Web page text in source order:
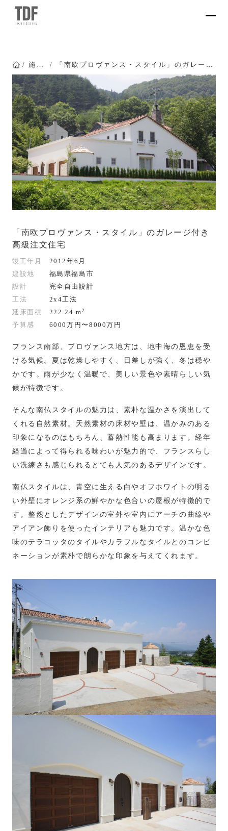
トップページ
施工事例 「南欧プロヴァンス・スタイル」のガレージ付き高級注文住宅
「南欧プロヴァンス・スタイル」のガレージ付き
高級注文住宅
竣工年月
2012年6月
建設地
福島県福島市
設計
完全自由設計
工法
2x4工法
延床面積
222.24 m 2
予算感 6000万円〜8000万円
フランス南部、プロヴァンス地方は、地中海の恩恵を受
ける気候。夏は乾燥しやすく、日差しが強く、冬は穏や
かです。雨が少なく温暖で、美しい景色や素晴らしい気
候が特徴です。
そんな南仏スタイルの魅力は、素朴な温かさを演出して
くれる自然素材。天然素材の床材や壁は、温かみのある
印象になるのはもちろん、蓄熱性能も高まります。経年
経過によって得られる味わいが魅力的で、フランスらし
い洗練さも感じられるとても人気のあるデザインです。
南仏スタイルは、青空に生える白やオフホワイトの明る
い外壁にオレンジ系の鮮やかな色合いの屋根が特徴的で
す。整然としたデザインの室外や室内にアーチの曲線や
アイアン飾りを使ったインテリアも魅力です。温かな色
味のテラコッタのタイルやカラフルなタイルとのコンビ
ネーションが素朴で朗らかな印象を与えてくれます。